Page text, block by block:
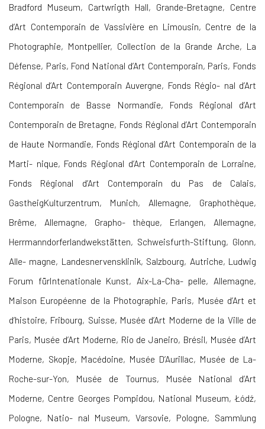
Bradford Museum, Cartwrigth Hall, Grande-Bretagne, Centre
d’Art Contemporain de Vassivière en Limousin, Centre de la
Photographie, Montpellier, Collection de la Grande Arche, La
Défense, Paris, Fond National d’Art Contemporain, Paris, Fonds
Régional d’Art Contemporain Auvergne, Fonds Régio- nal d’Art
Contemporain de Basse Normandie, Fonds Régional d’Art
Contemporain de Bretagne, Fonds Régional d’Art Contemporain
de Haute Normandie, Fonds Régional d’Art Contemporain de la
Marti- nique, Fonds Régional d’Art Contemporain de Lorraine,
Fonds Régional d’Art Contemporain du Pas de Calais,
GastheigKulturzentrum, Munich, Allemagne, Graphothèque,
Brême, Allemagne, Grapho- thèque, Erlangen, Allemagne,
Herrmanndorferlandwekstätten, Schweisfurth-Stiftung, Glonn,
Alle- magne, Landesnervensklinik, Salzbourg, Autriche, Ludwig
Forum fürIntenationale Kunst, Aix-La-Cha- pelle, Allemagne,
Maison Européenne de la Photographie, Paris, Musée d’Art et
d’histoire, Fribourg, Suisse, Musée d’Art Moderne de la Ville de
Paris, Musée d’Art Moderne, Rio de Janeiro, Brésil, Musée d’Art
Moderne, Skopje, Macédoine, Musée D’Aurillac, Musée de La-
Roche-sur-Yon, Musée de Tournus, Musée National d’Art
Moderne, Centre Georges Pompidou, National Museum, Łódź,
Pologne, Natio- nal Museum, Varsovie, Pologne, Sammlung